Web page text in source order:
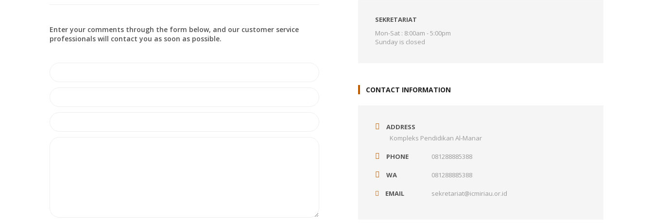
Enter your comments through the form below, and our customer service
professionals will contact you as soon as possible.
SEKRETARIAT
Mon-Sat : 8:00am - 5:00pm
Sunday is closed
CONTACT INFORMATION
ADDRESS
Kompleks Pendidikan Al-Manar
PHONE 081288885388
WA 081288885388
EMAIL sekretariat@icmiriau.or.id